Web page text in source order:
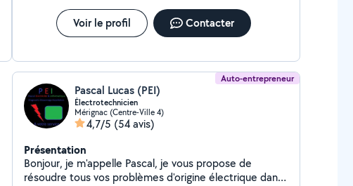
Voir le profil Contacter
Auto-entrepreneur
Pascal Lucas (PEI)
Électrotechnicien
Mérignac (Centre-Ville 4)
4,7/5 (54 avis)
Présentation
Bonjour, je m'appelle Pascal, je vous propose de
résoudre tous vos problèmes d'origine électrique dans